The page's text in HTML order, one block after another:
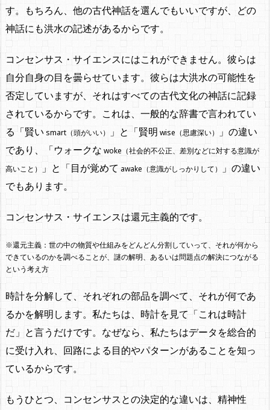
す。もちろん、他の古代神話を選んでもいいですが、どの
神話にも洪水の記述があるからです。
コンセンサス・サイエンスにはこれができません。彼らは
自分自身の目を曇らせています。彼らは大洪水の可能性を
否定していますが、それはすべての古代文化の神話に記録
されているからです。これは、一般的な辞書で言われてい
る「賢い smart（頭がいい） 」と「賢明 wise（思慮深い）
」の違い
であり、「ウォークな woke（社会的不公正、差別などに対する意識が
高いこと）
」と「目が覚めて awake（意識がしっかりして）
」の違い
でもあります。
コンセンサス・サイエンスは還元主義的です。
※還元主義：世の中の物質や仕組みをどんどん分割していって、それが何から
できているのかを調べることが、謎の解明、あるいは問題点の解決につながる
という考え方
時計を分解して、それぞれの部品を調べて、それが何であ
るかを解明します。私たちは、時計を見て「これは時計
だ」と言うだけです。なぜなら、私たちはデータを総合的
に受け入れ、回路による目的やパターンがあることを知っ
ているからです。
もうひとつ、コンセンサスとの決定的な違いは、精神性